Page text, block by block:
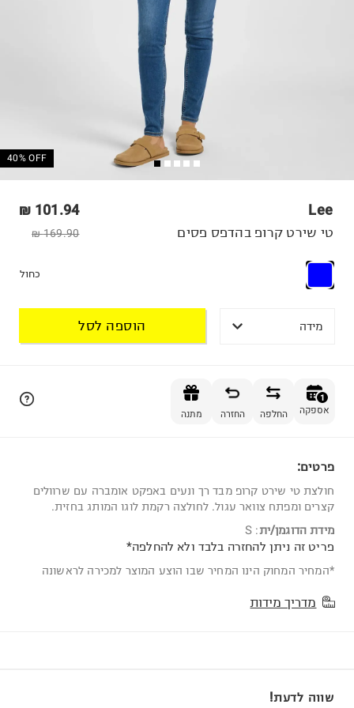
40% OFF
Lee
101.94 ₪
169.90 ₪ טי שירט קרופ בהדפס פסים
כחול
מידה הוספה לסל
1
אספקה החלפה החזרה מתנה
פרטים:
חולצת טי שירט קרופ מבד רך ונעים באפקט אומברה עם שרוולים
קצרים ומפתח צוואר עגול. לחולצה רקמת לוגו המותג בחזית.
מידת הדוגמן/ית:
S
פריט זה ניתן להחזרה בלבד ולא להחלפה*
*המחיר המחוק הינו המחיר שבו הוצע המוצר למכירה לראשונה
מדריך מידות
שווה לדעת!